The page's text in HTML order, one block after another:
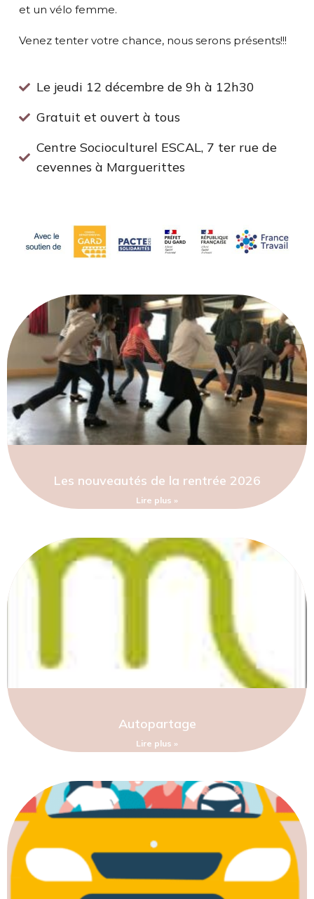
et un vélo femme.
Venez tenter votre chance, nous serons présents!!!
Le jeudi 12 décembre de 9h à 12h30
Gratuit et ouvert à tous
Centre Socioculturel ESCAL, 7 ter rue de
cevennes à Marguerittes
Les nouveautés de la rentrée 2026
Lire plus »
Autopartage
Lire plus »